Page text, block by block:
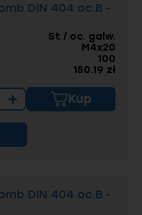
DIN 404 oc.B -
St / oc. galw.
M4x20
100
150.19 zł
+ Kup
DIN 404 oc.B -